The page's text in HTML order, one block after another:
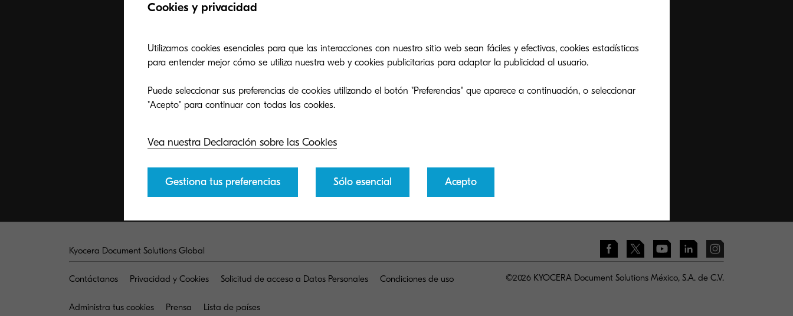
Kyocera Document Solutions Global
Contáctanos Privacidad y Cookies Solicitud de acceso a Datos Personales Condiciones de uso
Administra tus cookies Prensa Lista de países
©2026 KYOCERA Document Solutions México, S.A. de C.V.
Cookies y privacidad
Utilizamos cookies esenciales para que las interacciones con nuestro sitio web sean fáciles y efectivas, cookies estadísticas
para entender mejor cómo se utiliza nuestra web y cookies publicitarias para adaptar la publicidad al usuario.
Puede seleccionar sus preferencias de cookies utilizando el botón "Preferencias" que aparece a continuación, o seleccionar
"Acepto" para continuar con todas las cookies.
Vea nuestra Declaración sobre las Cookies
Gestiona tus preferencias Sólo esencial Acepto